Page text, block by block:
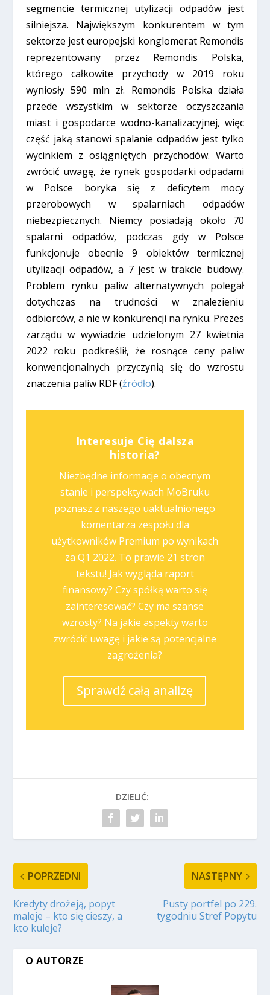
segmencie termicznej utylizacji odpadów jest
silniejsza. Największym konkurentem w tym
sektorze jest europejski konglomerat Remondis
reprezentowany przez Remondis Polska,
którego całkowite przychody w 2019 roku
wyniosły 590 mln zł. Remondis Polska działa
przede wszystkim w sektorze oczyszczania
miast i gospodarce wodno-kanalizacyjnej, więc
część jaką stanowi spalanie odpadów jest tylko
wycinkiem z osiągniętych przychodów. Warto
zwrócić uwagę, że rynek gospodarki odpadami
w Polsce boryka się z deficytem mocy
przerobowych w spalarniach odpadów
niebezpiecznych. Niemcy posiadają około 70
spalarni odpadów, podczas gdy w Polsce
funkcjonuje obecnie 9 obiektów termicznej
utylizacji odpadów, a 7 jest w trakcie budowy.
Problem rynku paliw alternatywnych polegał
dotychczas na trudności w znalezieniu
odbiorców, a nie w konkurencji na rynku. Prezes
zarządu w wywiadzie udzielonym 27 kwietnia
2022 roku podkreślił, że rosnące ceny paliw
konwencjonalnych przyczynią się do wzrostu
znaczenia paliw RDF (źródło).
Interesuje Cię dalsza
historia?
Niezbędne informacje o obecnym
stanie i perspektywach MoBruku
poznasz z naszego uaktualnionego
komentarza zespołu dla
użytkowników Premium po wynikach
za Q1 2022. To prawie 21 stron
tekstu! Jak wygląda raport
finansowy? Czy spółką warto się
zainteresować? Czy ma szanse
wzrosty? Na jakie aspekty warto
zwrócić uwagę i jakie są potencjalne
zagrożenia?
Sprawdź całą analizę
DZIELIĆ:
POPRZEDNI
Kredyty drożeją, popyt
maleje – kto się cieszy, a
kto kuleje?
NASTĘPNY
Pusty portfel po 229.
tygodniu Stref Popytu
O AUTORZE